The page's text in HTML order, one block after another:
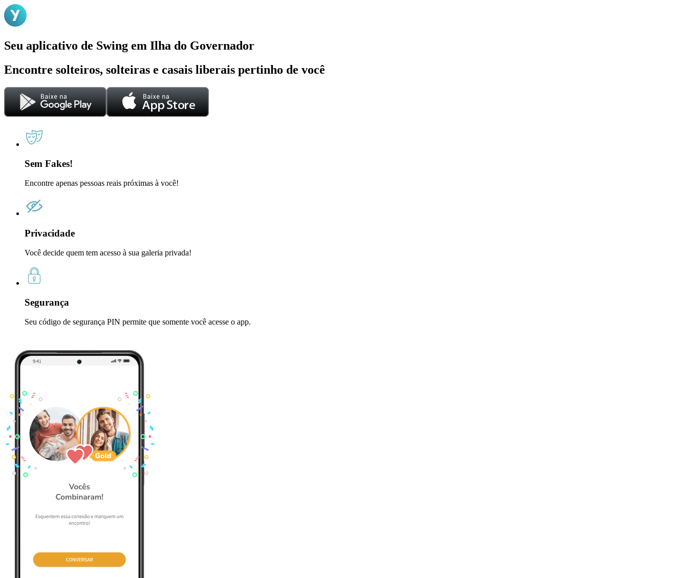
Seu aplicativo de Swing em Ilha do Governador
Encontre solteiros, solteiras e casais liberais pertinho de você
Sem Fakes!
Encontre apenas pessoas reais próximas à você!
Privacidade
Você decide quem tem acesso à sua galeria privada!
Segurança
Seu código de segurança PIN permite que somente você acesse o app.